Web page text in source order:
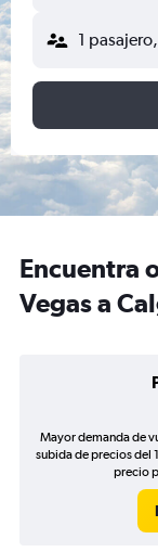
1
Encuentra
Vegas a
Mayor demanda de
subida de precios del
precio